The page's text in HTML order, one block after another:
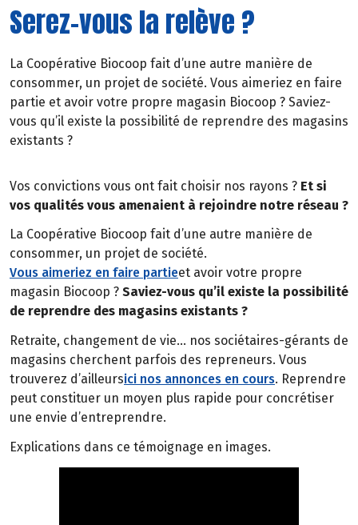
Serez-vous la relève ?
La Coopérative Biocoop fait d’une autre manière de
consommer, un projet de société. Vous aimeriez en faire
partie et avoir votre propre magasin Biocoop ? Saviez-
vous qu’il existe la possibilité de reprendre des magasins
existants ?
Vos convictions vous ont fait choisir nos rayons ? Et si
vos qualités vous amenaient à rejoindre notre réseau ?
La Coopérative Biocoop fait d’une autre manière de
consommer, un projet de société.
Vous aimeriez en faire partieet avoir votre propre
magasin Biocoop ? Saviez-vous qu’il existe la possibilité
de reprendre des magasins existants ?
Retraite, changement de vie… nos sociétaires-gérants de
magasins cherchent parfois des repreneurs. Vous
trouverez d’ailleursici nos annonces en cours. Reprendre
peut constituer un moyen plus rapide pour concrétiser
une envie d’entreprendre.
Explications dans ce témoignage en images.